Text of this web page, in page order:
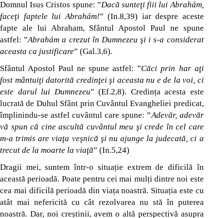
Domnul Isus Cristos spune: ”Dacă sunteţi fiii lui Abrahám,
faceţi faptele lui Abrahám!” (In.8,39) iar despre aceste
fapte ale lui Abraham, Sfântul Apostol Paul ne spune
astfel: ”Abrahám a crezut în Dumnezeu şi i s-a considerat
aceasta ca justificare” (Gal.3,6).
Sfântul Apostol Paul ne spune astfel: ”Căci prin har aţi
fost mântuiţi datorită credinţei şi aceasta nu e de la voi, ci
este darul lui Dumnezeu” (Ef.2,8). Credința acesta este
lucrată de Duhul Sfânt prin Cuvântul Evangheliei predicat,
împlinindu-se astfel cuvântul care spune: ”Adevăr, adevăr
vă spun că cine ascultă cuvântul meu şi crede în cel care
m-a trimis are viaţa veşnică şi nu ajunge la judecată, ci a
trecut de la moarte la viaţă” (In.5,24)
Dragii mei, suntem într-o situație extrem de dificilă în
această perioadă. Poate pentru cei mai mulți dintre noi este
cea mai dificilă perioadă din viața noastră. Situația este cu
atât mai nefericită cu cât rezolvarea nu stă în puterea
noastră. Dar, noi creștinii, avem o altă perspectivă asupra